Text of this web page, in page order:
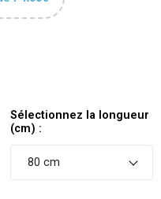
Sélectionnez la longueur
(cm) :
80 cm